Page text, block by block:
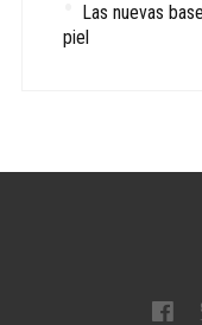
Las nuevas
piel